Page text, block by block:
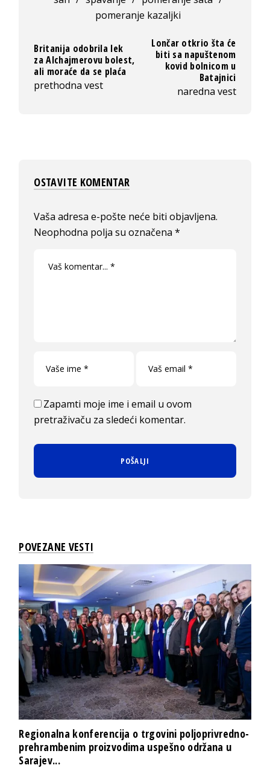
pomeranje kazaljki
Britanija odobrila lek
za Alchajmerovu bolest,
ali moraće da se plaća
prethodna vest
Lončar otkrio šta će
biti sa napuštenom
kovid bolnicom u
Batajnici
naredna vest
OSTAVITE KOMENTAR
Vaša adresa e-pošte neće biti objavljena.
Neophodna polja su označena*
Zapamti moje ime i email u ovom
pretraživaču za sledeći komentar.
POVEZANE VESTI
Regionalna konferencija o trgovini poljoprivredno-
prehrambenim proizvodima uspešno održana u
Sarajev...